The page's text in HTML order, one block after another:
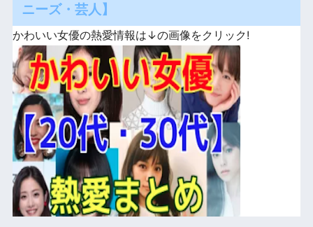
ニーズ・芸人】
かわいい女優の熱愛情報は↓の画像をクリック!